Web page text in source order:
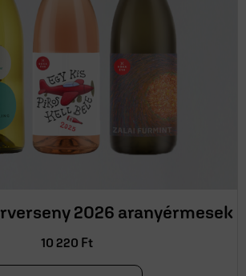
2026 aranyérmesek
10 220 Ft